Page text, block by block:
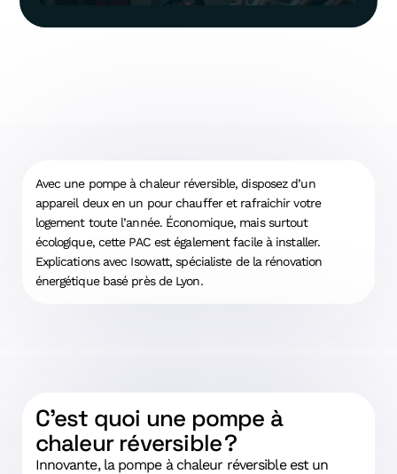
Avec une pompe à chaleur réversible, disposez d’un
appareil deux en un pour chauffer et rafraichir votre
logement toute l’année. Économique, mais surtout
écologique, cette PAC est également facile à installer.
Explications avec Isowatt, spécialiste de la rénovation
énergétique basé près de Lyon.
C’est quoi une pompe à
chaleur réversible ?
Innovante, la pompe à chaleur réversible est un